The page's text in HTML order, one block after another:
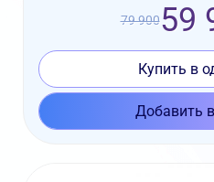
79 90059
Купить в
Добавить